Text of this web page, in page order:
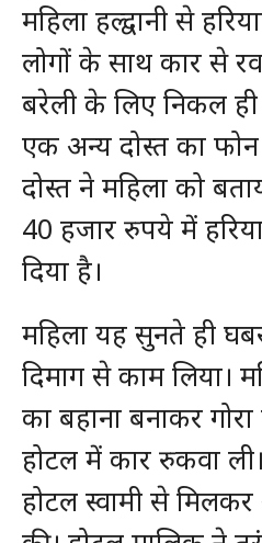
महिला हल्द्वानी से
लोगों के साथ कार से
बरेली के लिए निकल
एक अन्य दोस्त का
दोस्त ने महिला को
40 हजार रुपये में
दिया है।
महिला यह सुनते ही
दिमाग से काम लिया।
का बहाना बनाकर
होटल में कार रुकवा
होटल स्वामी से